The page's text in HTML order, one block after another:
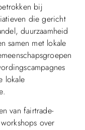
bij
die gericht
duurzaamheid
samen met lokale
lokale
van fairtrade-
over